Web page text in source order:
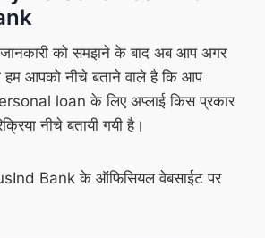
जानकारी को समझने के बाद अब आप अगर
हम आपको नीचे बताने वाले है कि आप
loan के लिए अप्लाई किस प्रकार
नीचे बतायी गयी है।
Bank के ऑफिसियल वेबसाईट पर